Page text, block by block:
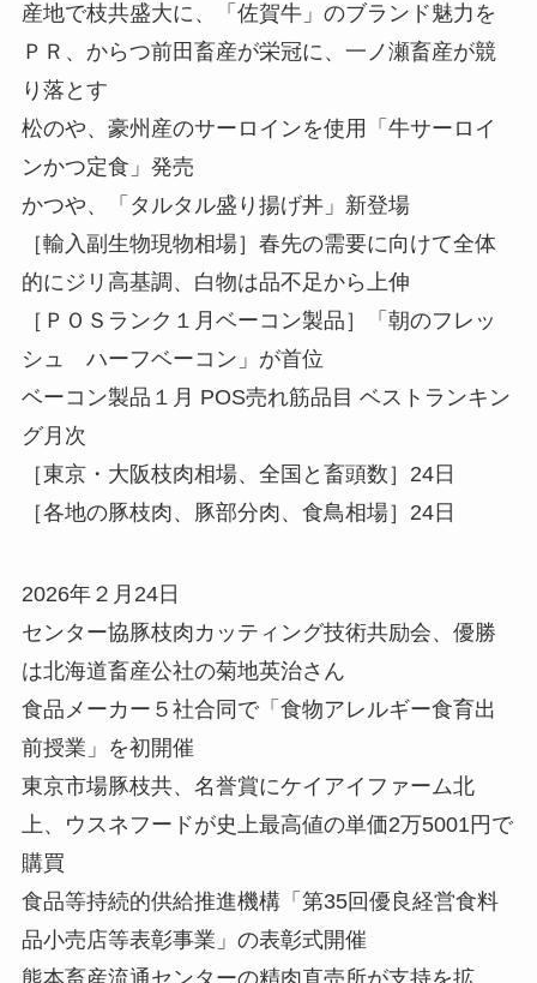
産地で枝共盛大に、「佐賀牛」のブランド魅力を
ＰＲ、からつ前田畜産が栄冠に、一ノ瀬畜産が競
り落とす
松のや、豪州産のサーロインを使用「牛サーロイ
ンかつ定食」発売
かつや、「タルタル盛り揚げ丼」新登場
［輸入副生物現物相場］春先の需要に向けて全体
的にジリ高基調、白物は品不足から上伸
［ＰＯＳランク１月ベーコン製品］「朝のフレッ
シュ ハーフベーコン」が首位
ベーコン製品１月 POS売れ筋品目 ベストランキン
グ月次
［東京・大阪枝肉相場、全国と畜頭数］24日
［各地の豚枝肉、豚部分肉、食鳥相場］24日
2026年２月24日
センター協豚枝肉カッティング技術共励会、優勝
は北海道畜産公社の菊地英治さん
食品メーカー５社合同で「食物アレルギー食育出
前授業」を初開催
東京市場豚枝共、名誉賞にケイアイファーム北
上、ウスネフードが史上最高値の単価2万5001円で
購買
食品等持続的供給推進機構「第35回優良経営食料
品小売店等表彰事業」の表彰式開催
熊本畜産流通センターの精肉直売所が支持を拡